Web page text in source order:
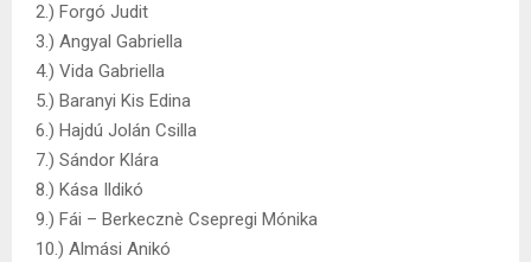
2.) Forgó Judit
3.) Angyal Gabriella
4.) Vida Gabriella
5.) Baranyi Kis Edina
6.) Hajdú Jolán Csilla
7.) Sándor Klára
8.) Kása Ildikó
9.) Fái – Berkecznè Csepregi Mónika
10.) Almási Anikó